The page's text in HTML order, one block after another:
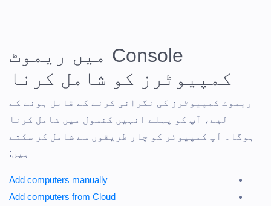
Console میں ریموٹ
کمپیوٹرز کو شامل کرنا
ریموٹ کمپیوٹرز کی نگرانی کرنے کے قابل ہونے کے
لیے، آپ کو پہلے انہیں کنسول میں شامل کرنا
ہوگا۔ آپ کمپیوٹر کو چار طریقوں سے شامل کر سکتے
ہیں:
Add computers manually
Add computers from Cloud